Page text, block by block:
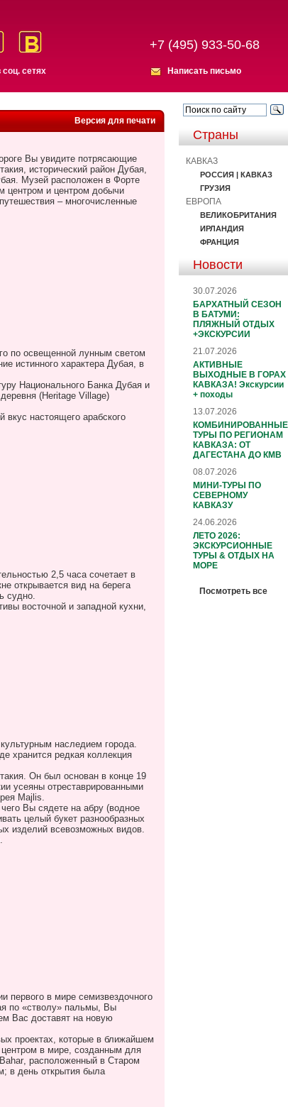
сетях
+7 (495) 933-50-68
Написать письмо
Версия для печати
Вы увидите потрясающие
исторический район Дубая,
Музей расположен в Форте
центром и центром добычи
– многочисленные
по освещенной лунным светом
истинного характера Дубая, в
Национального Банка Дубая и
(Heritage Village)
настоящего арабского
2,5 часа сочетает в
открывается вид на берега
судно.
восточной и западной кухни,
наследием города.
хранится редкая коллекция
Он был основан в конце 19
усеяны отреставрированными
Majlis.
Вы сядете на абру (водное
целый букет разнообразных
изделий всевозможных видов.
первого в мире семизвездочного
по «стволу» пальмы, Вы
Вас доставят на новую
проектах, которые в ближайшем
центром в мире, созданным для
Bahar, расположенный в Старом
в день открытия была
Страны
КАВКАЗ
РОССИЯ | КАВКАЗ
ГРУЗИЯ
ЕВРОПА
ВЕЛИКОБРИТАНИЯ
ИРЛАНДИЯ
ФРАНЦИЯ
Новости
30.07.2026
БАРХАТНЫЙ СЕЗОН
В БАТУМИ:
ПЛЯЖНЫЙ ОТДЫХ
+ЭКСКУРСИИ
21.07.2026
АКТИВНЫЕ
ВЫХОДНЫЕ В ГОРАХ
КАВКАЗА! Экскурсии
+ походы
13.07.2026
КОМБИНИРОВАННЫЕ
ТУРЫ ПО РЕГИОНАМ
КАВКАЗА: ОТ
ДАГЕСТАНА ДО КМВ
08.07.2026
МИНИ-ТУРЫ ПО
СЕВЕРНОМУ
КАВКАЗУ
24.06.2026
ЛЕТО 2026:
ЭКСКУРСИОННЫЕ
ТУРЫ & ОТДЫХ НА
МОРЕ
Посмотреть все